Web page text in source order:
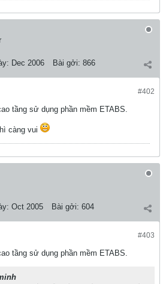
Dec 2006 Bài gởi: 866
#402
tầng sử dụng phần mềm ETABS.
càng vui
Oct 2005 Bài gởi: 604
#403
tầng sử dụng phần mềm ETABS.